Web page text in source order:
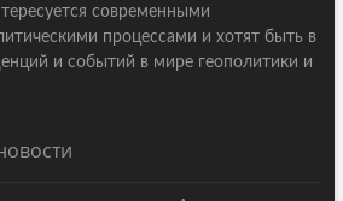
современными
процессами и хотят быть в
и событий в мире геополитики и